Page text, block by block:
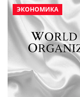
ЭКОНОМИКА